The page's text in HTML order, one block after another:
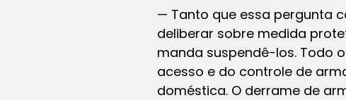
— Tanto que essa pergunta
deliberar sobre medida
manda suspendê-los. Todo
acesso e do controle de
doméstica. O derrame de